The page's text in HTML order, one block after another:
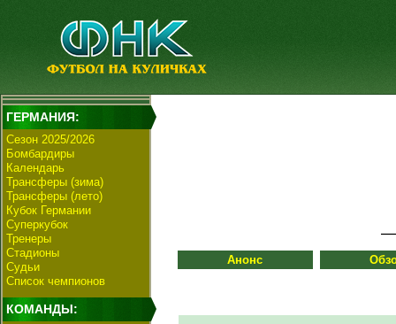
ГЕРМАНИЯ:
Сезон 2025/2026
Бомбардиры
Календарь
Трансферы (зима)
Трансферы (лето)
Кубок Германии
Суперкубок
Тренеры
Стадионы
Судьи
Список чемпионов
КОМАНДЫ:
Анонс